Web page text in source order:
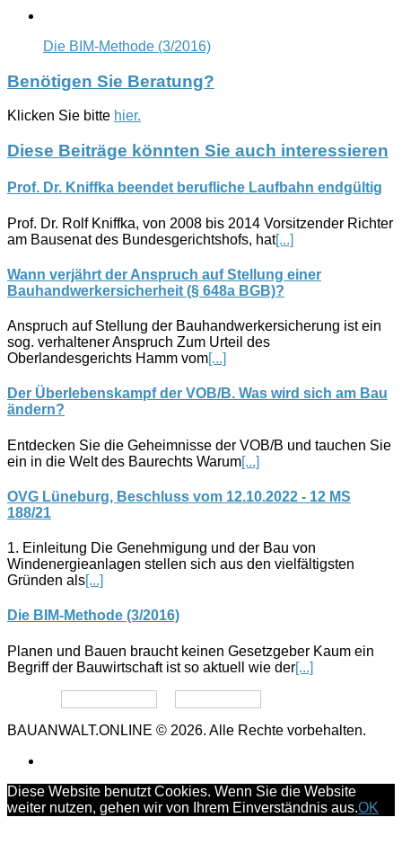
Die BIM-Methode (3/2016)
Benötigen Sie Beratung?
Klicken Sie bitte hier.
Diese Beiträge könnten Sie auch interessieren
Prof. Dr. Kniffka beendet berufliche Laufbahn endgültig
Prof. Dr. Rolf Kniffka, von 2008 bis 2014 Vorsitzender Richter
am Bausenat des Bundesgerichtshofs, hat[...]
Wann verjährt der Anspruch auf Stellung einer
Bauhandwerkersicherheit (§ 648a BGB)?
Anspruch auf Stellung der Bauhandwerkersicherung ist ein
sog. verhaltener Anspruch Zum Urteil des
Oberlandesgerichts Hamm vom[...]
Der Überlebenskampf der VOB/B. Was wird sich am Bau
ändern?
Entdecken Sie die Geheimnisse der VOB/B und tauchen Sie
ein in die Welt des Baurechts Warum[...]
OVG Lüneburg, Beschluss vom 12.10.2022 - 12 MS
188/21
1. Einleitung Die Genehmigung und der Bau von
Windenergieanlagen stellen sich aus den vielfältigsten
Gründen als[...]
Die BIM-Methode (3/2016)
Planen und Bauen braucht keinen Gesetzgeber Kaum ein
Begriff der Bauwirtschaft ist so aktuell wie der[...]
BAUANWALT.ONLINE © 2026. Alle Rechte vorbehalten.
Diese Website benutzt Cookies. Wenn Sie die Website
weiter nutzen, gehen wir von Ihrem Einverständnis aus.OK